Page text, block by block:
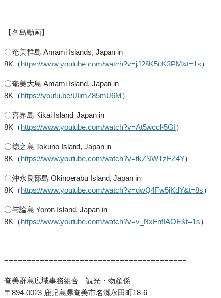
【各島動画】
〇奄美群島 Amami Islands, Japan in
8K（https://www.youtube.com/watch?v=jJ28K5uK3PM&t=1s）
〇奄美大島 Amami Island, Japan in
8K（https://youtu.be/UIimZ85mU6M）
〇喜界島 Kikai Island, Japan in
8K（https://www.youtube.com/watch?v=At5wccl-5GI）
〇徳之島 Tokuno Island, Japan in
8K（https://www.youtube.com/watch?v=tkZNWTzFZ4Y）
〇沖永良部島 Okinoerabu Island, Japan in
8K（https://www.youtube.com/watch?v=dwQ4Fw5jKdY&t=8s）
〇与論島 Yoron Island, Japan in
8K（https://www.youtube.com/watch?v=v_NxFnfIAOE&t=1s）
=========================================
奄美群島広域事務組合 観光・物産係
〒894-0023 鹿児島県奄美市名瀬永田町18-6